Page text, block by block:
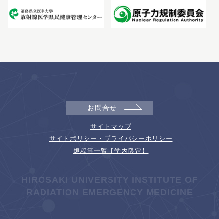
お問合せ
サイトマップ
サイトポリシー・プライバシーポリシー
規程等一覧【学内限定】
HIROSAKI UNIVERSITY INSTITUTE OF
RADIATION EMERGENCY MEDICINE